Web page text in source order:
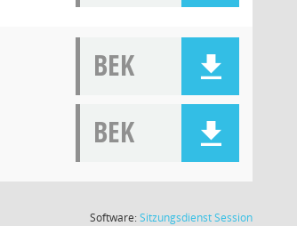
BEK
BEK
Software:SitzungsdienstSession(Wird in